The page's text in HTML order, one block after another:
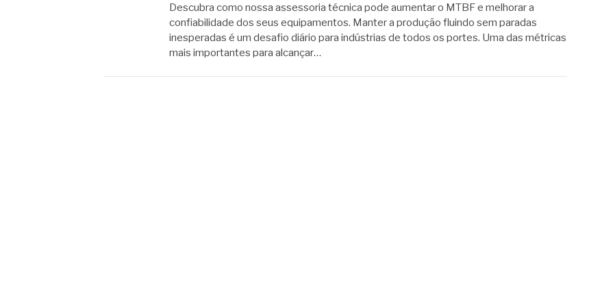
Descubra como nossa assessoria técnica pode aumentar o MTBF e melhorar a
confiabilidade dos seus equipamentos. Manter a produção fluindo sem paradas
inesperadas é um desafio diário para indústrias de todos os portes. Uma das métricas
mais importantes para alcançar…